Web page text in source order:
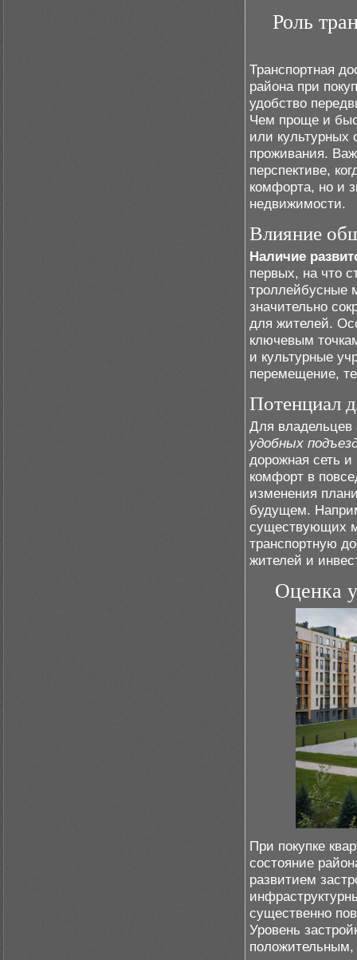
Роль
Транспортная
района при
удобство
Чем проще и
или культурных
проживания.
перспективе,
комфорта, но и
недвижимости.
Влияние
Наличие
первых, на что
троллейбусные
значительно
для жителей.
ключевым
и культурные
перемещение,
Потенциал
Для
удобных
дорожная сеть и
комфорт в
изменения
будущем.
существующих
транспортную
жителей и
Оценка
При покупке
состояние
развитием
существенно
Уровень
положительным,